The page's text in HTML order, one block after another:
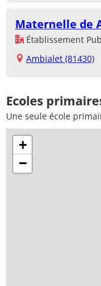
Maternelle de
Établissement
Ambialet (81430)
Ecoles
Une seule école
+
−